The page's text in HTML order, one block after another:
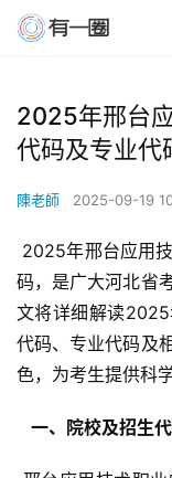
2025年邢台
代码及专业代
陳老師 2025-09-19
码，是广大河北省
文将详细解读
代码、专业代码及
色，为考生提供科
一、院校及招生